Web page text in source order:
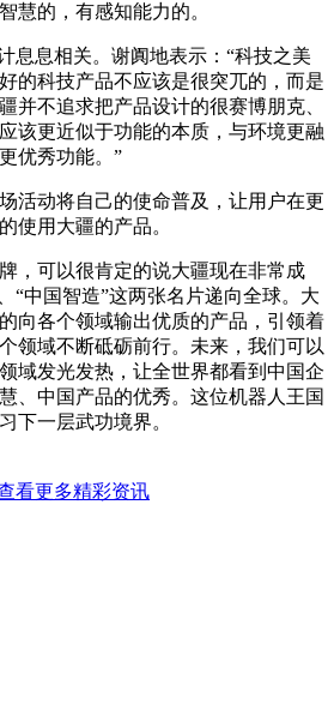
慧的，有感知能力的。
息息相关。谢阗地表示：“科技之美
的科技产品不应该是很突兀的，而是
并不追求把产品设计的很赛博朋克、
该更近似于功能的本质，与环境更融
优秀功能。”
活动将自己的使命普及，让用户在更
使用大疆的产品。
，可以很肯定的说大疆现在非常成
“中国智造”这两张名片递向全球。大
向各个领域输出优质的产品，引领着
领域不断砥砺前行。未来，我们可以
域发光发热，让全世界都看到中国企
、中国产品的优秀。这位机器人王国
下一层武功境界。
看更多精彩资讯